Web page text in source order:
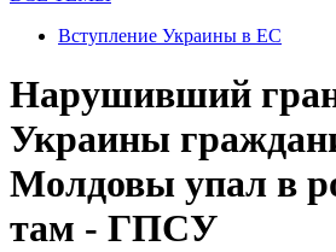
Вступление Украины в ЕС
Нарушивший
Украины
Молдовы упал в
там - ГПСУ